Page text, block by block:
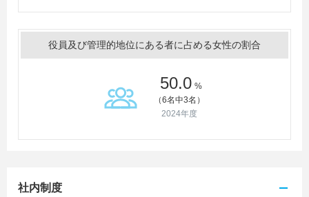
役員及び管理的地位にある者に占める女性の割合
50.0 %
（6名中3名）
2024年度
社内制度